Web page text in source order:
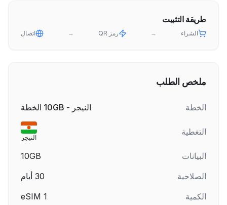
طريقة التثبيت
الشراء → رمز QR → اتصال
ملخص الطلب
الخطة النيجر - 10GB الخطة
التغطية
النيجر
البيانات
10GB
الصلاحية
30 أيام
الكمية
1